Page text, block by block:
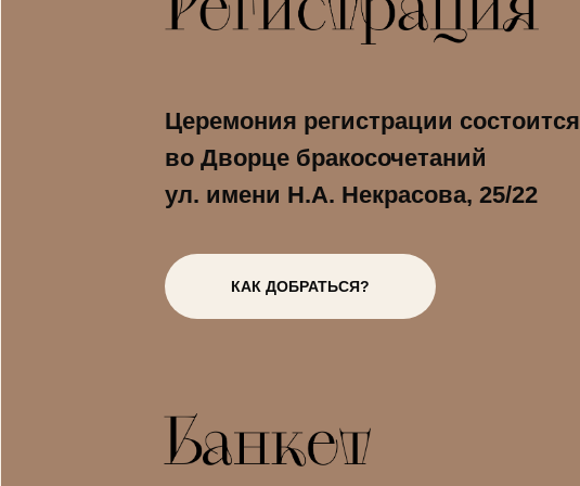
КАК ДОБРАТЬСЯ?
Церемония регистрации состоится
во Дворце бракосочетаний
ул. имени Н.А. Некрасова, 25/22